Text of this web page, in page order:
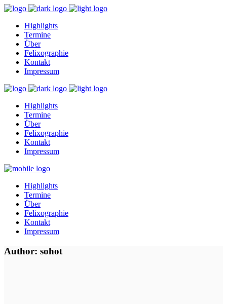
Highlights
Termine
Über
Felixographie
Kontakt
Impressum
Highlights
Termine
Über
Felixographie
Kontakt
Impressum
Highlights
Termine
Über
Felixographie
Kontakt
Impressum
Author: sohot